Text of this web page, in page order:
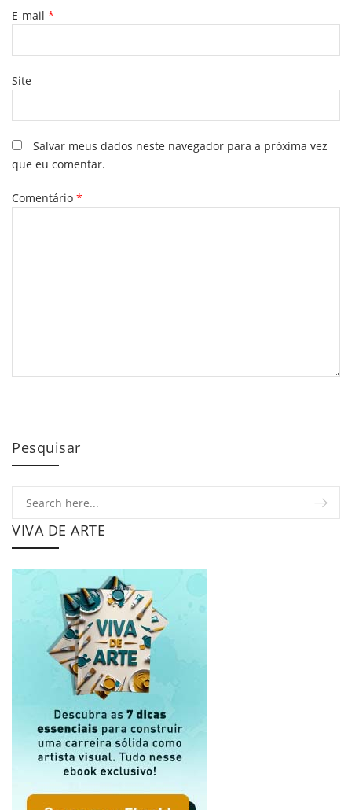
E-mail *
Site
Salvar meus dados neste navegador para a próxima vez
que eu comentar.
Comentário *
Pesquisar
VIVA DE ARTE